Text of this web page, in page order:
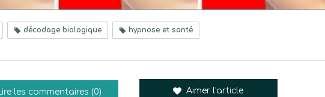
décodage biologique hypnose et santé
Lire les commentaires (0) Aimer l'article